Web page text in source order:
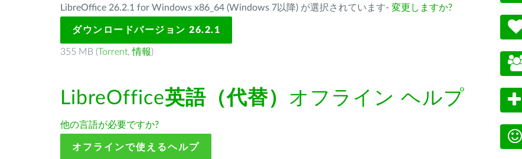
LibreOffice 26.2.1 for Windows x86_64 (Windows 7以降) が選択されています- 変更しますか?
ダウンロードバージョン 26.2.1
355 MB (Torrent,情報)
LibreOffice英語（代替） オフライン ヘルプ
他の言語が必要ですか?
オフラインで使えるヘルプ